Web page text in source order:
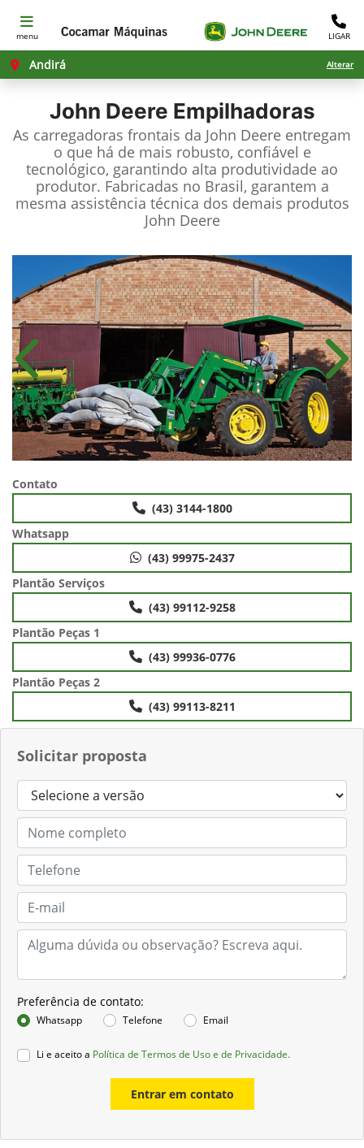
menu LIGAR
Andirá Alterar
John Deere Empilhadoras
As carregadoras frontais da John Deere entregam
o que há de mais robusto, confiável e
tecnológico, garantindo alta produtividade ao
produtor. Fabricadas no Brasil, garantem a
mesma assistência técnica dos demais produtos
John Deere
Solicitar proposta
Preferência de contato:
Whatsapp Telefone Email
Li e aceito a Política de Termos de Uso e de Privacidade.
Entrar em contato
Anterior
Contato
(43) 3144-1800
Whatsapp
(43) 99975-2437
Plantão Serviços
(43) 99112-9258
Plantão Peças 1
(43) 99936-0776
Plantão Peças 2
(43) 99113-8211